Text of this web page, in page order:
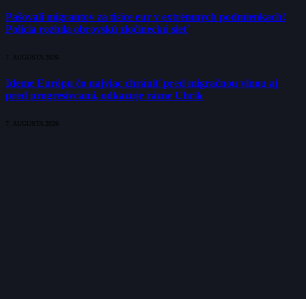
Pašovali migrantov za tisíce eur v extrémnych podmienkach!
Polícia rozbila obrovskú zločineckú sieť
7. AUGUSTA 2026
Ideme Európu čo najviac chrániť pred migračnou vlnou aj
pred progresívcami, odkazuje rázne Uhrík
7. AUGUSTA 2026